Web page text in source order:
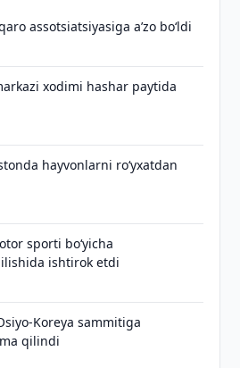
assotsiatsiyasiga aʼzo bo‘ldi
xodimi hashar paytida
hayvonlarni ro‘yxatdan
sporti bo‘yicha
ishtirok etdi
Koreya sammitiga
qilindi